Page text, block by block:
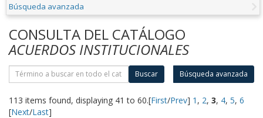
Búsqueda avanzada
CONSULTA DEL CATÁLOGO
ACUERDOS INSTITUCIONALES
Buscar Búsqueda avanzada
113 items found, displaying 41 to 60.[First/Prev] 1 , 2, 3, 4, 5, 6
[Next/Last]